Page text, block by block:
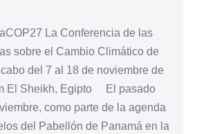
La Conferencia de las
sobre el Cambio Climático de
del 7 al 18 de noviembre de
El Sheikh, Egipto El pasado
como parte de la agenda
del Pabellón de Panamá en la